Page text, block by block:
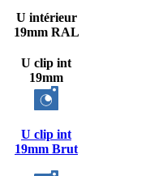
U intérieur
19mm RAL
U clip int
19mm
U clip int
19mm Brut